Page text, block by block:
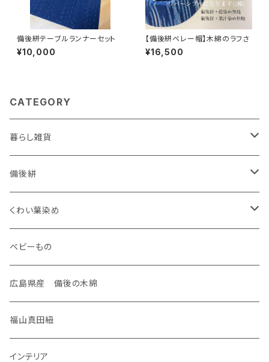
備後絣テーブルランナーセット
¥10,000
【備後絣ベレー帽】木綿のラフさ
¥16,500
CATEGORY
暮らし雑貨
ケース
名刺入れ
がま口
装飾雑貨
ネックレス
タックピン
生活雑貨
マスク
備後絣
座布団
くわい葉染め
御守り
御朱印帳
筆記帳
数寄屋袋
ベビーもの
広島県産 備後の木綿
福山真田紐
インテリア